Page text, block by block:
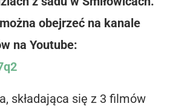
obejrzeć na kanale
na Youtube:
składająca się z 3 filmów